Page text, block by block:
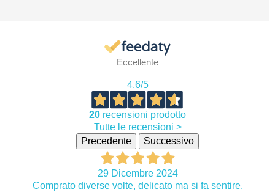
Eccellente
4,6/5
20 recensioni prodotto
Tutte le recensioni >
Precedente
Successivo
29 Dicembre 2024
Comprato diverse volte, delicato ma si fa sentire.